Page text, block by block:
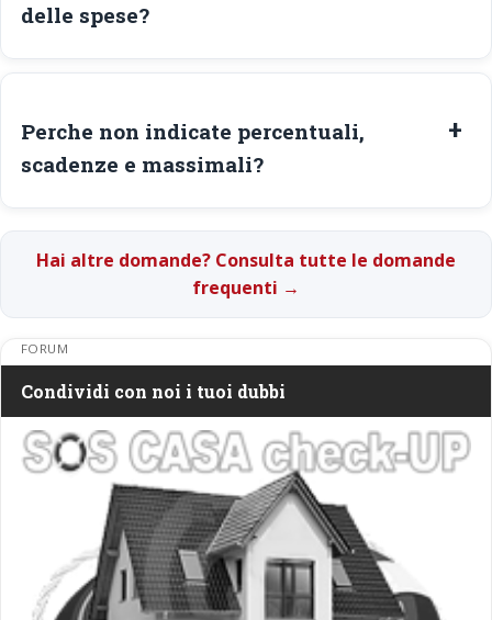
delle spese?
Perche non indicate percentuali,
scadenze e massimali?
Hai altre domande? Consulta tutte le domande
frequenti →
FORUM
Condividi con noi i tuoi dubbi